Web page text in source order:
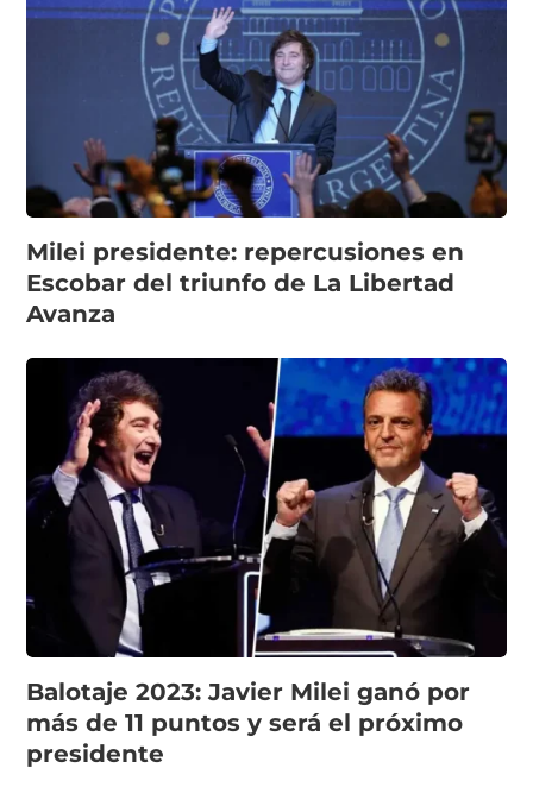
Milei presidente: repercusiones en
Escobar del triunfo de La Libertad
Avanza
Balotaje 2023: Javier Milei ganó por
más de 11 puntos y será el próximo
presidente